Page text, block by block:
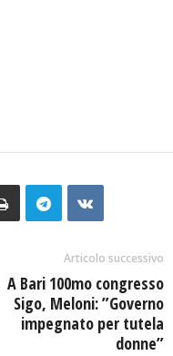
Articolo successivo
A Bari 100mo congresso
Sigo, Meloni: ”Governo
impegnato per tutela
donne”